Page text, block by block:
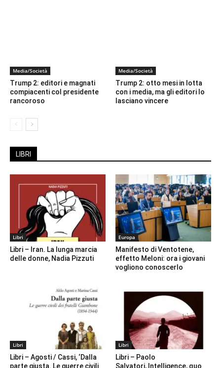
Media/Società
Trump 2: editori e magnati
compiacenti col presidente
rancoroso
Media/Società
Trump 2: otto mesi in lotta
con i media, ma gli editori lo
lasciano vincere
LIBRI
Libri
Libri – Iran. La lunga marcia
delle donne, Nadia Pizzuti
Europa
Manifesto di Ventotene,
effetto Meloni: ora i giovani
vogliono conoscerlo
Libri
Libri – Agosti / Cassi, ‘Dalla
parte giusta. Le guerre civili
Libri
Libri – Paolo
Salvatori, Intelligence, quo